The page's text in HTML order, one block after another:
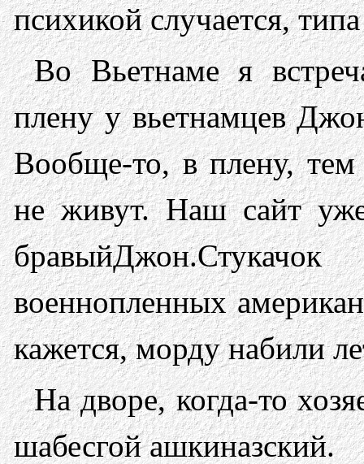
психикой случается,
Во Вьетнаме я
плену у вьетнамцев
Вообще-то, в плену, тем
не живут. Наш сайт
военнопленных
кажется, морду набили
На дворе, когда-то
шабесгой ашкиназский.